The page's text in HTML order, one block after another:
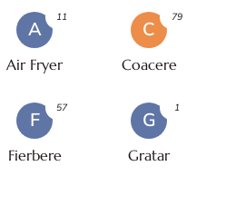
A
Air Fryer
11
C
Coacere
79
F
Fierbere
57
G
Gratar
1